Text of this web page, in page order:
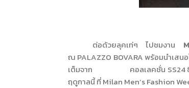
ต่อด้วยลุคเท่ๆ ไปชมงาน
ณ PALAZZO BOVARA พร้อมนำเสน
เต็มจาก คอลเลคชั่น SS24
ฤดูกาลนี้ที่Milan Men’s Fashion